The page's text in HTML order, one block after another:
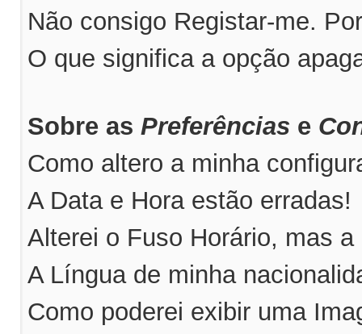
Não consigo Registar-me.
O que significa a opção
Sobre as Preferências e
Como altero a minha
A Data e Hora estão erradas!
Alterei o Fuso Horário, mas
A Língua de minha
Como poderei exibir uma